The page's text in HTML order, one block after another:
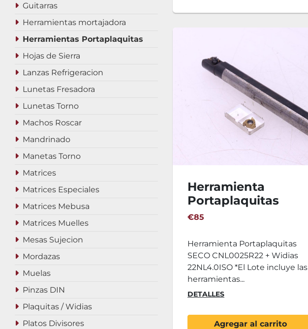
Guitarras
Herramientas mortajadora
Herramientas Portaplaquitas
Hojas de Sierra
Lanzas Refrigeracion
Lunetas Fresadora
Lunetas Torno
Machos Roscar
Mandrinado
Manetas Torno
Matrices
Matrices Especiales
Matrices Mebusa
Matrices Muelles
Mesas Sujecion
Mordazas
Muelas
Pinzas DIN
Plaquitas / Widias
Platos Divisores
Herramienta
Portaplaquitas
torno SECO
Widias 22NL4.0ISO
€85
Herramienta Portaplaquitas
SECO CNL0025R22 + Widias
22NL4.0ISO *El Lote incluye las
herramientas...
DETALLES
Agregar al carrito